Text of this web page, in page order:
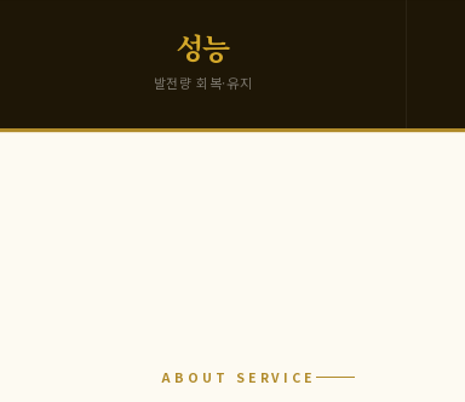
성능
발전량 회복·유지
ABOUT SERVICE